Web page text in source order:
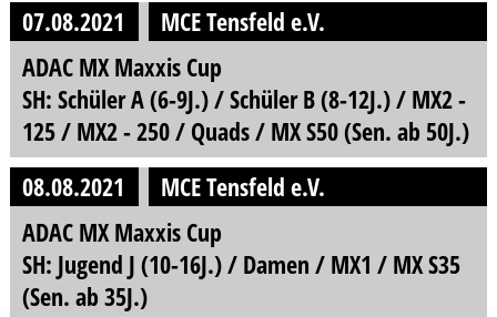
07.08.2021
MCE Tensfeld e.V.
ADAC MX Maxxis Cup
SH: Schüler A (6-9J.) / Schüler B (8-12J.) / MX2 -
125 / MX2 - 250 / Quads / MX S50 (Sen. ab 50J.)
08.08.2021
MCE Tensfeld e.V.
ADAC MX Maxxis Cup
SH: Jugend J (10-16J.) / Damen / MX1 / MX S35
(Sen. ab 35J.)